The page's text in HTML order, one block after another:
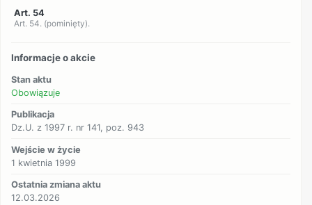
Art. 54
Art. 54. (pominięty).
Informacje o akcie
Stan aktu
Obowiązuje
Publikacja
Dz.U. z 1997 r. nr 141, poz. 943
Wejście w życie
1 kwietnia 1999
Ostatnia zmiana aktu
12.03.2026